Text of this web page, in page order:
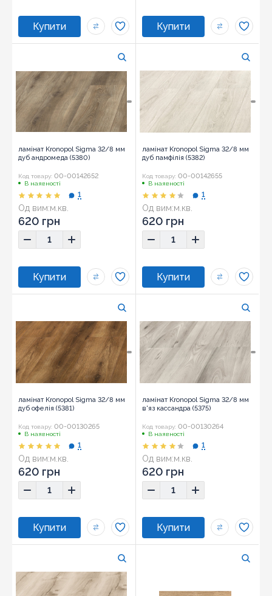
ламінат Kronopol Sigma 32/8 мм
дуб андромеда (5380)
Код товару: 00-00142652
В наявності
Од вим:м.кв.
1
620 грн
ламінат Kronopol Sigma 32/8 мм
дуб памфілія (5382)
Код товару: 00-00142655
В наявності
Од вим:м.кв.
1
620 грн
ламінат Kronopol Sigma 32/8 мм
дуб офелія (5381)
Код товару: 00-00130265
В наявності
Од вим:м.кв.
1
620 грн
ламінат Kronopol Sigma 32/8 мм
в'яз кассандра (5375)
Код товару: 00-00130264
В наявності
Од вим:м.кв.
1
620 грн